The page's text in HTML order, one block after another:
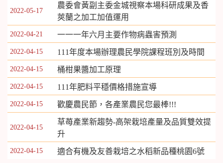
2022-05-17
農委會黃副主委金城視察本場科研成果及香
莢蘭之加工加值運用
2022-04-21 一一一年六月主要作物病蟲害預測
2022-04-15 111年度本場辦理農民學院課程班別及時間
2022-04-15 桶柑果醬加工原理
2022-04-15 111年肥料平穩價格措施宣導
2022-04-15 歡慶農民節，各產業農民您最棒!!!
2022-04-15
草苺產業新趨勢-高架栽培產量及品質雙效提
升
2022-04-15 適合有機及友善栽培之水稻新品種桃園6號